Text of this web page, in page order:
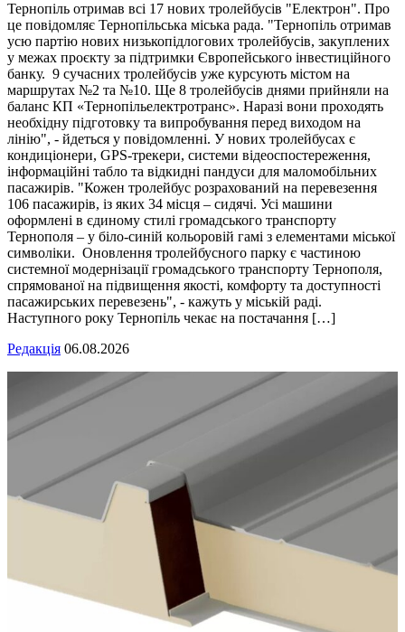
Тернопіль отримав всі 17 нових тролейбусів "Електрон". Про
це повідомляє Тернопільська міська рада. "Тернопіль отримав
усю партію нових низькопідлогових тролейбусів, закуплених
у межах проєкту за підтримки Європейського інвестиційного
банку. 9 сучасних тролейбусів уже курсують містом на
маршрутах №2 та №10. Ще 8 тролейбусів днями прийняли на
баланс КП «Тернопільелектротранс». Наразі вони проходять
необхідну підготовку та випробування перед виходом на
лінію", - йдеться у повідомленні. У нових тролейбусах є
кондиціонери, GPS-трекери, системи відеоспостереження,
інформаційні табло та відкидні пандуси для маломобільних
пасажирів. "Кожен тролейбус розрахований на перевезення
106 пасажирів, із яких 34 місця – сидячі. Усі машини
оформлені в єдиному стилі громадського транспорту
Тернополя – у біло-синій кольоровій гамі з елементами міської
символіки. Оновлення тролейбусного парку є частиною
системної модернізації громадського транспорту Тернополя,
спрямованої на підвищення якості, комфорту та доступності
пасажирських перевезень", - кажуть у міській раді.
Наступного року Тернопіль чекає на постачання […]
Редакція 06.08.2026